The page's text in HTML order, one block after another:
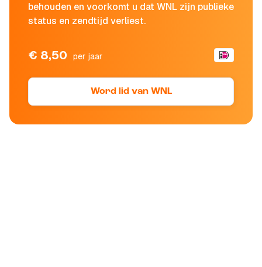
behouden en voorkomt u dat WNL zijn publieke
status en zendtijd verliest.
€ 8,50 per jaar
Word lid van WNL